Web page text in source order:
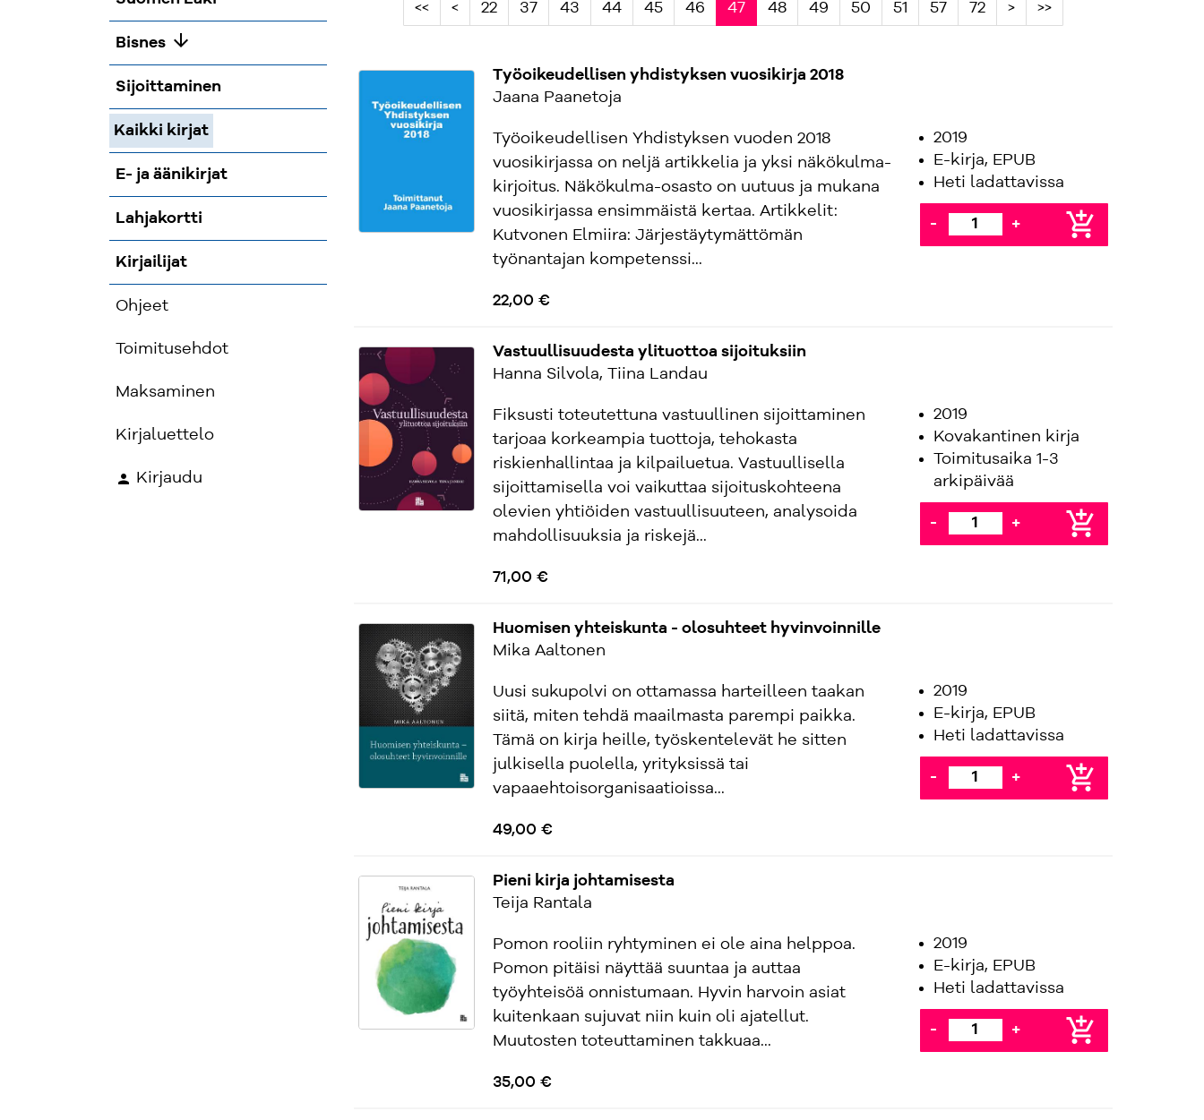
Bisnes arrow_downward
Sijoittaminen
Kaikki kirjat
E- ja äänikirjat
Lahjakortti
Kirjailijat
Ohjeet
Toimitusehdot
Maksaminen
Kirjaluettelo
Kirjaudu
<< < 22 37 43 44 45 46 47 48 49 50 51 57 72 > >>
Työoikeudellisen yhdistyksen vuosikirja 2018
Jaana Paanetoja
Työoikeudellisen Yhdistyksen vuoden 2018
vuosikirjassa on neljä artikkelia ja yksi näkökulma-
kirjoitus. Näkökulma-osasto on uutuus ja mukana
vuosikirjassa ensimmäistä kertaa. Artikkelit:
Kutvonen Elmiira: Järjestäytymättömän
työnantajan kompetenssi...
22,00 €
2019
E-kirja, EPUB
Heti ladattavissa
- + add_shopping_cart
Vastuullisuudesta ylituottoa sijoituksiin
Hanna Silvola, Tiina Landau
Fiksusti toteutettuna vastuullinen sijoittaminen
tarjoaa korkeampia tuottoja, tehokasta
riskienhallintaa ja kilpailuetua. Vastuullisella
sijoittamisella voi vaikuttaa sijoituskohteena
olevien yhtiöiden vastuullisuuteen, analysoida
mahdollisuuksia ja riskejä...
71,00 €
2019
Kovakantinen kirja
Toimitusaika 1-3
arkipäivää
- + add_shopping_cart
Huomisen yhteiskunta - olosuhteet hyvinvoinnille
Mika Aaltonen
Uusi sukupolvi on ottamassa harteilleen taakan
siitä, miten tehdä maailmasta parempi paikka.
Tämä on kirja heille, työskentelevät he sitten
julkisella puolella, yrityksissä tai
vapaaehtoisorganisaatioissa...
49,00 €
2019
E-kirja, EPUB
Heti ladattavissa
- + add_shopping_cart
Pieni kirja johtamisesta
Teija Rantala
Pomon rooliin ryhtyminen ei ole aina helppoa.
Pomon pitäisi näyttää suuntaa ja auttaa
työyhteisöä onnistumaan. Hyvin harvoin asiat
kuitenkaan sujuvat niin kuin oli ajatellut.
Muutosten toteuttaminen takkuaa...
35,00 €
2019
E-kirja, EPUB
Heti ladattavissa
- + add_shopping_cart